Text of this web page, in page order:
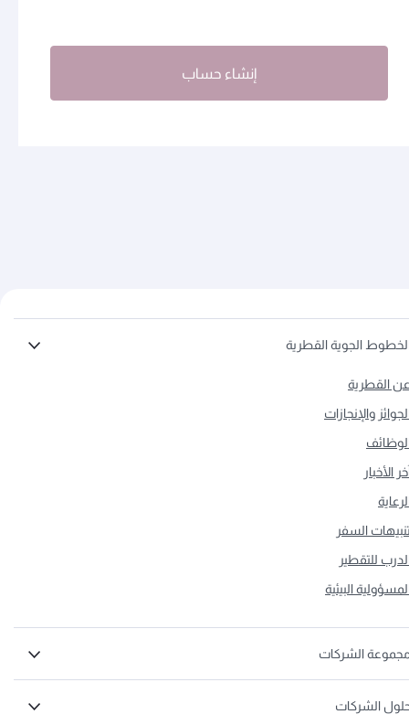
إنشاء حساب
الجوية القطرية
القطرية
والإنجازات
الأخبار
السفر
للتقطير
البيئية
الشركات
الشركات